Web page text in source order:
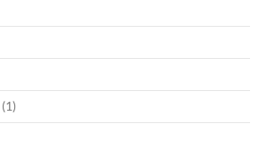
(1)